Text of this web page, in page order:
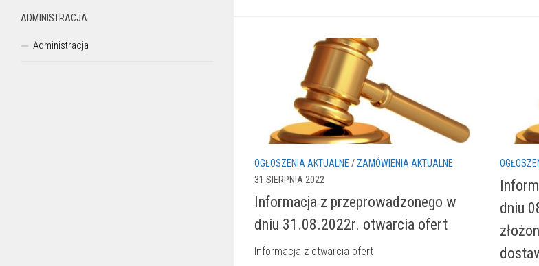
OGŁOSZENIA AKTUALNE / ZAMÓWIENIA AKTUALNE
31 SIERPNIA 2022
Informacja z przeprowadzonego w
dniu 31.08.2022r. otwarcia ofert
Informacja z otwarcia ofert
dniu
ADMINISTRACJA
Administracja